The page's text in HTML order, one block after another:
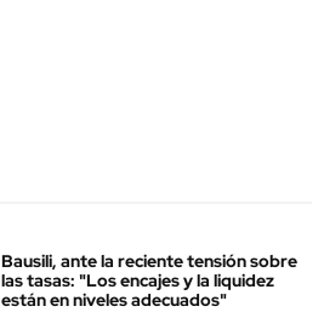
Bausili, ante la reciente tensión sobre
las tasas: "Los encajes y la liquidez
están en niveles adecuados"